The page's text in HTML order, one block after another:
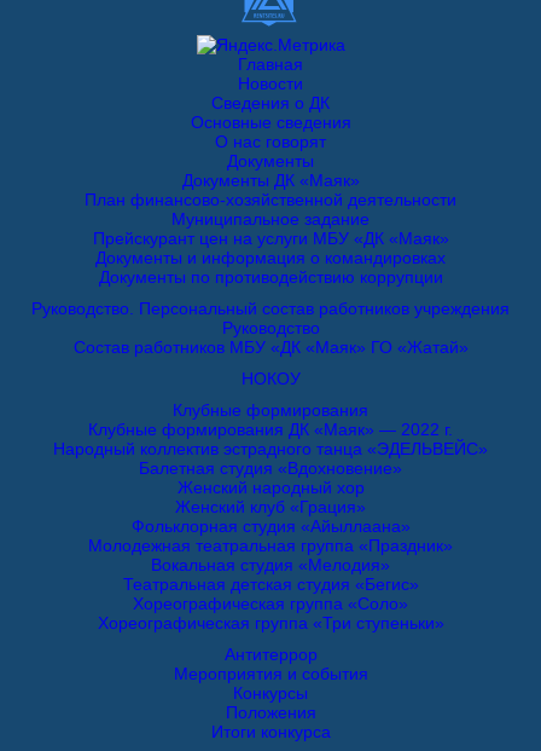
Главная
Новости
Сведения о ДК
Основные сведения
О нас говорят
Документы
Документы ДК «Маяк»
План финансово-хозяйственной деятельности
Муниципальное задание
Прейскурант цен на услуги МБУ «ДК «Маяк»
Документы и информация о командировках
Документы по противодействию коррупции
Руководство. Персональный состав работников учреждения
Руководство
Состав работников МБУ «ДК «Маяк» ГО «Жатай»
НОКОУ
Клубные формирования
Клубные формирования ДК «Маяк» — 2022 г.
Народный коллектив эстрадного танца «ЭДЕЛЬВЕЙС»
Балетная студия «Вдохновение»
Женский народный хор
Женский клуб «Грация»
Фольклорная студия «Айыллаана»
Молодежная театральная группа «Праздник»
Вокальная студия «Мелодия»
Театральная детская студия «Бегис»
Хореографическая группа «Соло»
Хореографическая группа «Три ступеньки»
Антитеррор
Мероприятия и события
Конкурсы
Положения
Итоги конкурса